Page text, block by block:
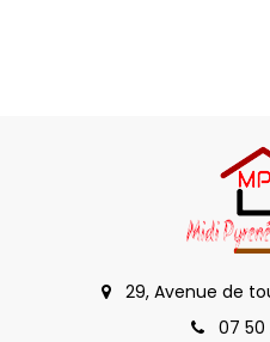
29, Avenue de
07 50